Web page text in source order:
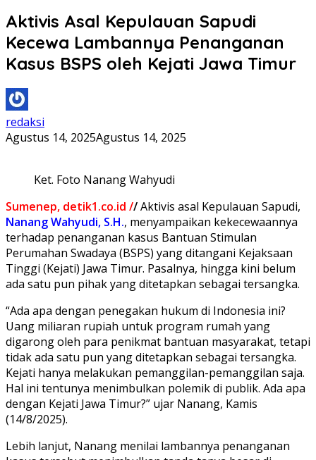
Aktivis Asal Kepulauan Sapudi
Kecewa Lambannya Penanganan
Kasus BSPS oleh Kejati Jawa Timur
redaksi
Agustus 14, 2025Agustus 14, 2025
Ket. Foto Nanang Wahyudi
Sumenep, detik1.co.id //Aktivis asal Kepulauan Sapudi,
Nanang Wahyudi, S.H., menyampaikan kekecewaannya
terhadap penanganan kasus Bantuan Stimulan
Perumahan Swadaya (BSPS) yang ditangani Kejaksaan
Tinggi (Kejati) Jawa Timur. Pasalnya, hingga kini belum
ada satu pun pihak yang ditetapkan sebagai tersangka.
“Ada apa dengan penegakan hukum di Indonesia ini?
Uang miliaran rupiah untuk program rumah yang
digarong oleh para penikmat bantuan masyarakat, tetapi
tidak ada satu pun yang ditetapkan sebagai tersangka.
Kejati hanya melakukan pemanggilan-pemanggilan saja.
Hal ini tentunya menimbulkan polemik di publik. Ada apa
dengan Kejati Jawa Timur?” ujar Nanang, Kamis
(14/8/2025).
Lebih lanjut, Nanang menilai lambannya penanganan